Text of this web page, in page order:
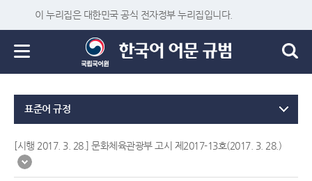
이 누리집은 대한민국 공식 전자정부 누리집입니다.
표준어 규정
[시행 2017. 3. 28.] 문화체육관광부 고시 제2017-13호(2017. 3. 28.)